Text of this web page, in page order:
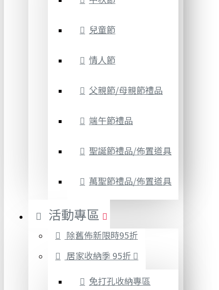
兒童節
情人節
父親節/母親節禮品
端午節禮品
聖誕節禮品/佈置道具
萬聖節禮品/佈置道具
活動專區
除舊佈新限時95折
居家收納季 95折
免打孔收納專區